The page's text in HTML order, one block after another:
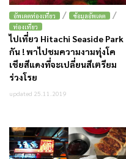
อัพเดตท่องเที่ยว / ข้อมูลอัพเดต /
ท่องเที่ยว
ไปเที่ยว Hitachi Seaside Park
กัน ! พาไปชมความงามทุ่งโค
เชียสีแดงที่จะเปลี่ยนสีเตรียม
ร่วงโรย
updated 25.11.2019